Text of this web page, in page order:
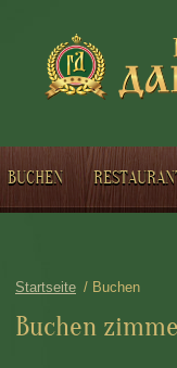
BUCHEN
Startseite / Buchen
Buchen